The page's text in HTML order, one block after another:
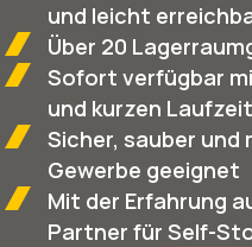
und leicht
Über 20
Sofort verfügbar
und kurzen
Sicher, sauber und
Gewerbe geeignet
Mit der Erfahrung
Partner für Self-